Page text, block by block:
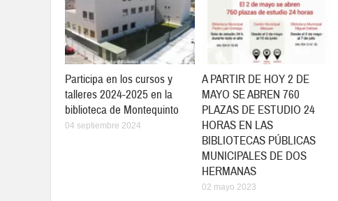
Participa en los cursos y
talleres 2024-2025 en la
biblioteca de Montequinto
04 septiembre 2024
A PARTIR DE HOY 2 DE
MAYO SE ABREN 760
PLAZAS DE ESTUDIO 24
HORAS EN LAS
BIBLIOTECAS PÚBLICAS
MUNICIPALES DE DOS
HERMANAS
02 mayo 2023